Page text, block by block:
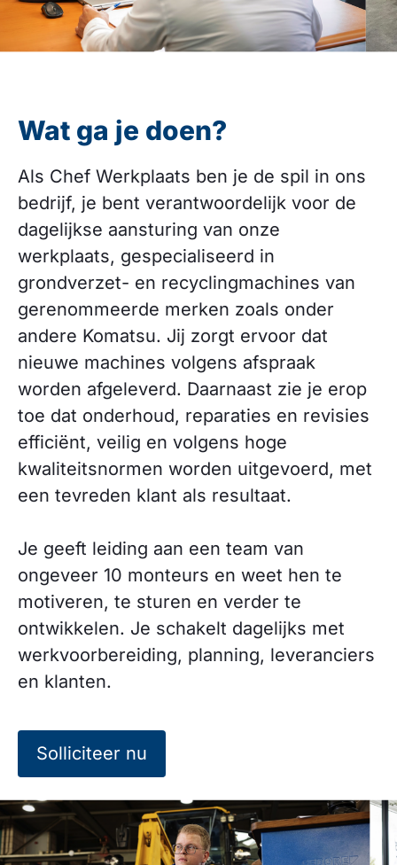
Wat ga je doen?
Als Chef Werkplaats ben je de spil in ons
bedrijf, je bent verantwoordelijk voor de
dagelijkse aansturing van onze
werkplaats, gespecialiseerd in
grondverzet- en recyclingmachines van
gerenommeerde merken zoals onder
andere Komatsu. Jij zorgt ervoor dat
nieuwe machines volgens afspraak
worden afgeleverd. Daarnaast zie je erop
toe dat onderhoud, reparaties en revisies
efficiënt, veilig en volgens hoge
kwaliteitsnormen worden uitgevoerd, met
een tevreden klant als resultaat.
Je geeft leiding aan een team van
ongeveer 10 monteurs en weet hen te
motiveren, te sturen en verder te
ontwikkelen. Je schakelt dagelijks met
werkvoorbereiding, planning, leveranciers
en klanten.
Solliciteer nu